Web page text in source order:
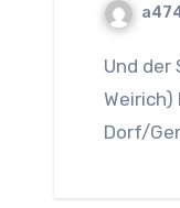
Und der Sieger 2025 ist … Diekmeier 05 (hier mit dem Vertreter des Bürgermeisters Frank
Dorf/